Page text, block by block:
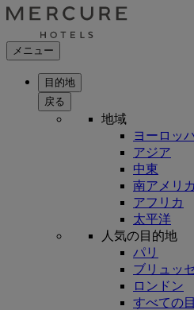
メニュー
目的地
戻る
地域
ヨーロッ
アジア
中東
南アメリカ
アフリカ
太平洋
人気の目的地
パリ
ブリュッ
ロンドン
すべての